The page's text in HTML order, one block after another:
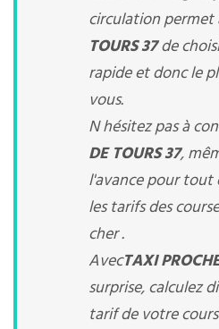
circulation permet
TOURS 37de
rapide et donc le
vous.
N hésitez pas à
DE TOURS 37,
l'avance pour tout
les tarifs des
cher .
AvecTAXI
surprise, calculez
tarif de votre